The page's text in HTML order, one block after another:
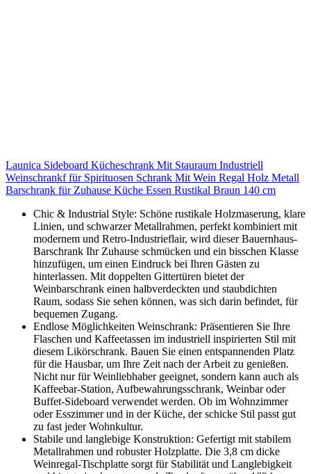
Launica Sideboard Kücheschrank Mit Stauraum Industriell
Weinschrankf für Spirituosen Schrank Mit Wein Regal Holz Metall
Barschrank für Zuhause Küche Essen Rustikal Braun 140 cm
Chic & Industrial Style: Schöne rustikale Holzmaserung, klare
Linien, und schwarzer Metallrahmen, perfekt kombiniert mit
modernem und Retro-Industrieflair, wird dieser Bauernhaus-
Barschrank Ihr Zuhause schmücken und ein bisschen Klasse
hinzufügen, um einen Eindruck bei Ihren Gästen zu
hinterlassen. Mit doppelten Gittertüren bietet der
Weinbarschrank einen halbverdeckten und staubdichten
Raum, sodass Sie sehen können, was sich darin befindet, für
bequemen Zugang.
Endlose Möglichkeiten Weinschrank: Präsentieren Sie Ihre
Flaschen und Kaffeetassen im industriell inspirierten Stil mit
diesem Likörschrank. Bauen Sie einen entspannenden Platz
für die Hausbar, um Ihre Zeit nach der Arbeit zu genießen.
Nicht nur für Weinliebhaber geeignet, sondern kann auch als
Kaffeebar-Station, Aufbewahrungsschrank, Weinbar oder
Buffet-Sideboard verwendet werden. Ob im Wohnzimmer
oder Esszimmer und in der Küche, der schicke Stil passt gut
zu fast jeder Wohnkultur.
Stabile und langlebige Konstruktion: Gefertigt mit stabilem
Metallrahmen und robuster Holzplatte. Die 3,8 cm dicke
Weinregal-Tischplatte sorgt für Stabilität und Langlebigkeit